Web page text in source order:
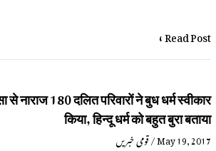
Read Post »
से नाराज 180 दलित परिवारों ने बुध धर्म स्वीकार
किया, हिन्दू धर्म को बहुत बुरा बताया
قومی خبریں/May 19, 2017